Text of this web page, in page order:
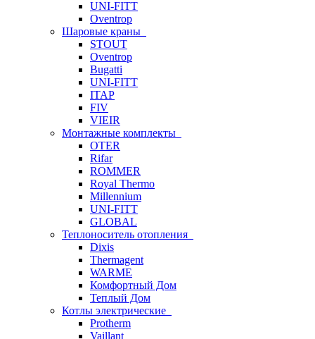
UNI-FITT
Oventrop
Шаровые краны
STOUT
Oventrop
Bugatti
UNI-FITT
ITAP
FIV
VIEIR
Монтажные комплекты
OTER
Rifar
ROMMER
Royal Thermo
Millennium
UNI-FITT
GLOBAL
Теплоноситель отопления
Dixis
Thermagent
WARME
Комфортный Дом
Теплый Дом
Котлы электрические
Protherm
Vaillant